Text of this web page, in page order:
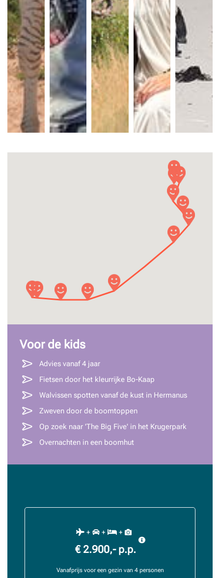
Voor de kids
Advies vanaf 4 jaar
Fietsen door het kleurrijke Bo-Kaap
Walvissen spotten vanaf de kust in Hermanus
Zweven door de boomtoppen
Op zoek naar 'The Big Five' in het Krugerpark
Overnachten in een boomhut
+ + +
€ 2.900,- p.p.
Vanafprijs voor een gezin van 4 personen